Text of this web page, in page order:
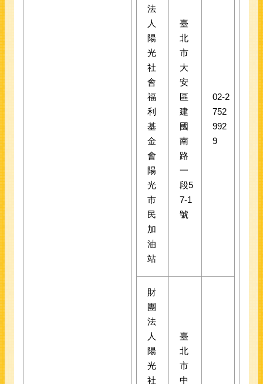
法
人
陽
光
社
會
福
利
基
金
會
陽
光
市
民
加
油
站
臺
北
市
大
安
區
建
國
南
路
一
段5
7-1
號
02-2
752
992
9
財
團
法
人
陽
光
社
臺
北
市
中